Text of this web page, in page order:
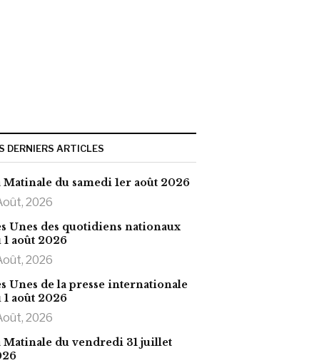
DERNIERS ARTICLES
Matinale du samedi 1er août 2026
2026
Unes des quotidiens nationaux
1 août 2026
2026
Unes de la presse internationale
1 août 2026
2026
Matinale du vendredi 31 juillet